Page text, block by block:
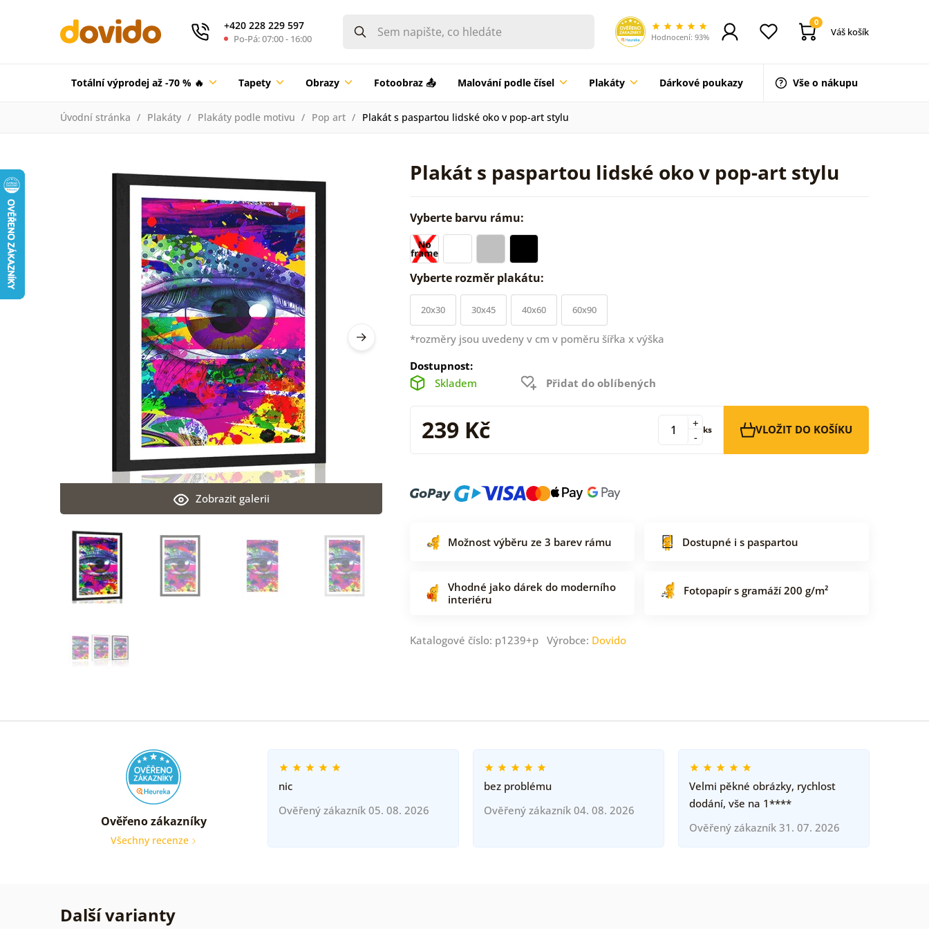
+420 228 229 597
Po-Pá: 07:00 - 16:00 Hodnocení: 93%
0
Váš košík
Totální výprodej až -70 % 🔥 Tapety Obrazy Fotoobraz 📤 Malování podle čísel Plakáty Dárkové poukazy Vše o nákupu
Úvodní stránka Plakáty Plakáty podle motivu Pop art Plakát s paspartou lidské oko v pop-art stylu
Plakát s paspartou lidské oko v pop-art stylu
Zobrazit galerii
Vyberte barvu rámu:
Vyberte rozměr plakátu:
20x30 30x45 40x60 60x90
*rozměry jsou uvedeny v cm v poměru šířka x výška
Dostupnost:
Skladem
Přidat do oblíbených
239 Kč -
+ ks VLOŽIT DO KOŠÍKU
Možnost výběru ze 3 barev rámu Dostupné i s paspartou
Vhodné jako dárek do moderního
interiéru
Fotopapír s gramáží 200 g/m²
Katalogové číslo: p1239+p Výrobce: Dovido
Ověřeno zákazníky
Všechny recenze
nic
Ověřený zákazník 05. 08. 2026
bez problému
Ověřený zákazník 04. 08. 2026
Velmi pěkné obrázky, rychlost
dodání, vše na 1****
Ověřený zákazník 31. 07. 2026
Další varianty